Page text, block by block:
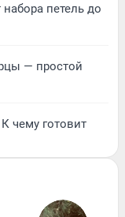
петель до
— простой
чему готовит